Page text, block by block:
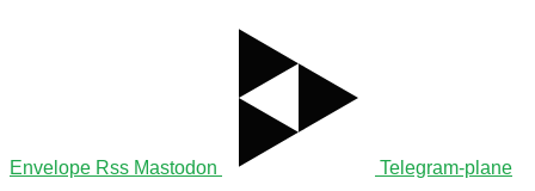
Envelope Rss Mastodon
Telegram-plane